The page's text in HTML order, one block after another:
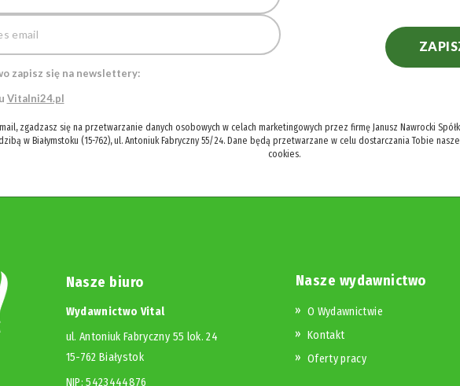
zapisz się na newslettery:
Vitalni24.pl
zgadzasz się na przetwarzanie danych osobowych w celach marketingowych przez firmę Janusz Nawrocki
w Białymstoku (15-762), ul. Antoniuk Fabryczny 55/24. Dane będą przetwarzane w celu dostarczania Tobie
cookies.
Nasze biuro
Wydawnictwo Vital
ul. Antoniuk Fabryczny 55 lok. 24
15-762 Białystok
NIP: 5423444876
Nasze wydawnictwo
O Wydawnictwie
Kontakt
Oferty pracy